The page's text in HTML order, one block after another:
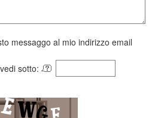
messaggo al mio indirizzo email
sotto: